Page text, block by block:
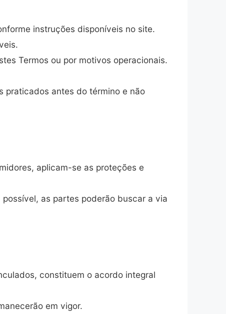
instruções disponíveis no site.
Termos ou por motivos operacionais.
praticados antes do término e não
aplicam-se as proteções e
as partes poderão buscar a via
constituem o acordo integral
em vigor.